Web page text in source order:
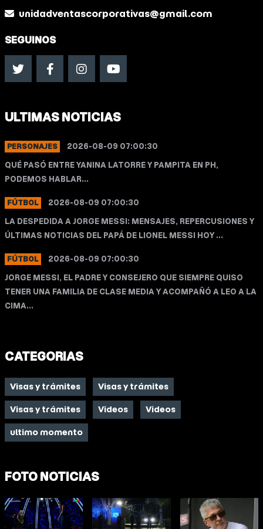
unidadventascorporativas@gmail.com
SEGUINOS
ULTIMAS NOTICIAS
PERSONAJES
2026-08-09 07:00:30
QUÉ PASÓ ENTRE YANINA LATORRE Y PAMPITA EN PH,
PODEMOS HABLAR...
FÚTBOL
2026-08-09 07:00:30
LA DESPEDIDA A JORGE MESSI: MENSAJES, REPERCUSIONES Y
ÚLTIMAS NOTICIAS DEL PAPÁ DE LIONEL MESSI HOY ...
FÚTBOL
2026-08-09 07:00:30
JORGE MESSI, EL PADRE Y CONSEJERO QUE SIEMPRE QUISO
TENER UNA FAMILIA DE CLASE MEDIA Y ACOMPAÑÓ A LEO A LA
CIMA...
CATEGORIAS
Visas y trámites Visas y trámites
Visas y trámites Videos Videos
ultimo momento
FOTO NOTICIAS